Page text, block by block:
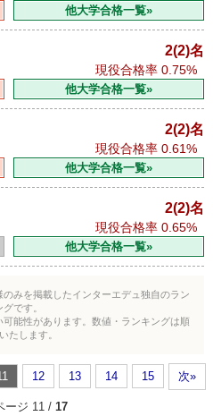
他大学合格一覧»
2(2)名
現役合格率 0.75%
他大学合格一覧»
2(2)名
現役合格率 0.61%
他大学合格一覧»
2(2)名
現役合格率 0.65%
他大学合格一覧»
みを掲載したインターエデュ独自のラン
グです。
能性があります。数値・ランキングは順
たします。
12 13 14 15 次»
ージ 11 / 17